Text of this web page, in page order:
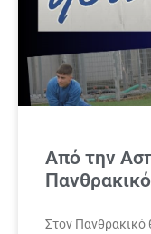
Από την
Στον Πανθρακικό